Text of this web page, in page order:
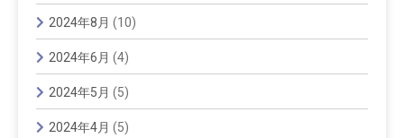
2024年8月 (10)
2024年6月 (4)
2024年5月 (5)
2024年4月 (5)